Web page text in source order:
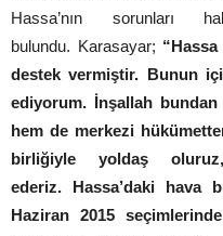
Hassa’nın sorunları
bulundu. Karasayar;
destek vermiştir. Bunun
ediyorum. İnşallah
hem de merkezi
birliğiyle yoldaş
ederiz. Hassa’daki
Haziran 2015